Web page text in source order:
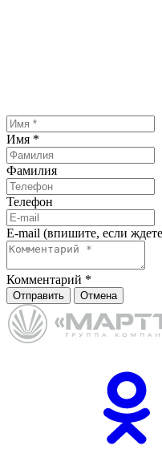
Имя *
Фамилия
Телефон
E-mail (впишите, если
Комментарий *
Отправить Отмена